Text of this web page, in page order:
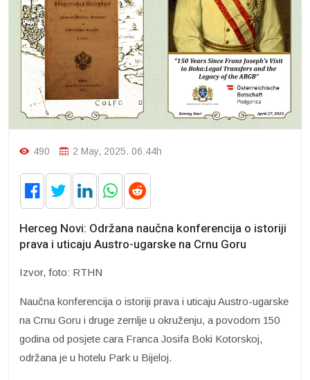
490 2 May, 2025. 06:44h
Herceg Novi: Održana naučna konferencija o istoriji
prava i uticaju Austro-ugarske na Crnu Goru
Izvor, foto: RTHN
Naučna konferencija o istoriji prava i uticaju Austro-ugarske
na Crnu Goru i druge zemlje u okruženju, a povodom 150
godina od posjete cara Franca Josifa Boki Kotorskoj,
održana je u hotelu Park u Bijeloj.